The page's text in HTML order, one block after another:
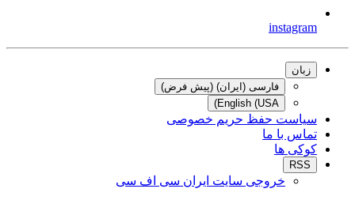
instagram
زبان
فارسی (ایران) (پیش فرض)
English (USA)
سیاست حفظ حریم خصوصی
تماس با ما
کوکی ها
RSS
خروجی سایت ایران سی اف سی